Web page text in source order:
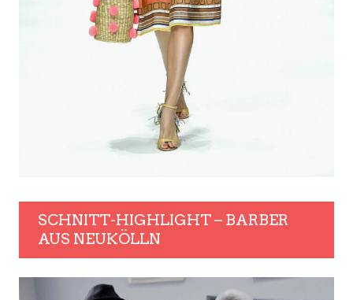
SCHNITT-HIGHLIGHT – BARBER
AUS NEUKÖLLN